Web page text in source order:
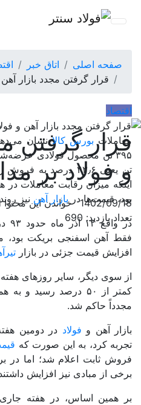
صفحه اصلی اتاق خبر
قرار گرفتن مجدد بازار
اقتصاد
قرار گرفتن
و فولاد بر
1402/09/18
خواندن این محتوا 1 دقیقه و 16 ثانیه زمان می‌برد
تعداد بازدید: 690
معاملات بورس کالا
تن یعنی ۴۳٫۶ درصد به
اینکه میزان رقابت معاملات در
بود، قیمت‌ها دربازار آهن نیز
در
فقط آهن اسفنجی بریکت بود،
افزایش قیمت جزئی در بازار
از سوی دیگر، سایر روزهای
کمتر از ۵۰ درصد رسید
مجدداً حاکم شد.
بازار آهن و فولاد در دومین
تجربه کرد، به این صورت که
فروش ثابت اعلام شد؛ اما در
برخی از مبادی نیز افزایش
بر همین اساس، در هفته